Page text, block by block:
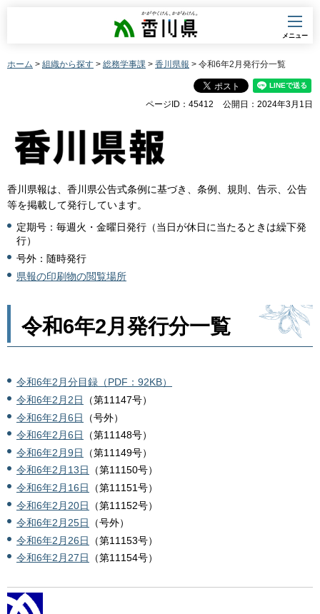
香川県
メニュー
ホーム > 組織から探す > 総務学事課 > 香川県報 > 令和6年2月発行分一覧
ページID：45412 公開日：2024年3月1日
香川県報は、香川県公告式条例に基づき、条例、規則、告示、公告
等を掲載して発行しています。
定期号：毎週火・金曜日発行（当日が休日に当たるときは繰下発
行）
号外：随時発行
県報の印刷物の閲覧場所
令和6年2月発行分一覧
令和6年2月分目録（PDF：92KB）
令和6年2月2日
（第11147号）
令和6年2月6日
（号外）
令和6年2月6日
（第11148号）
令和6年2月9日
（第11149号）
令和6年2月13日
（第11150号）
令和6年2月16日
（第11151号）
令和6年2月20日
（第11152号）
令和6年2月25日
（号外）
令和6年2月26日
（第11153号）
令和6年2月27日
（第11154号）